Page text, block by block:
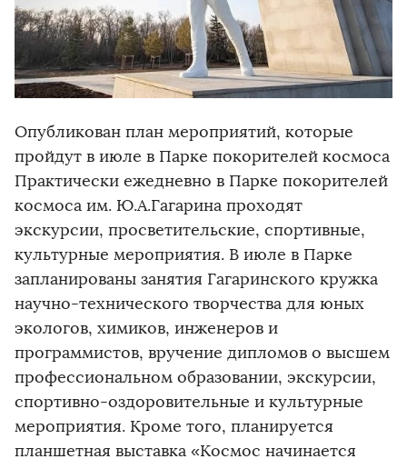
Опубликован план мероприятий, которые
пройдут в июле в Парке покорителей космоса
Практически ежедневно в Парке покорителей
космоса им. Ю.А.Гагарина проходят
экскурсии, просветительские, спортивные,
культурные мероприятия. В июле в Парке
запланированы занятия Гагаринского кружка
научно-технического творчества для юных
экологов, химиков, инженеров и
программистов, вручение дипломов о высшем
профессиональном образовании, экскурсии,
спортивно-оздоровительные и культурные
мероприятия. Кроме того, планируется
планшетная выставка «Космос начинается